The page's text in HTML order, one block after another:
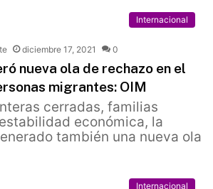
Internacional
diciembre 17, 2021 0
nueva ola de rechazo en el
migrantes: OIM
cerradas, familias
económica, la
también una nueva ola
Internacional